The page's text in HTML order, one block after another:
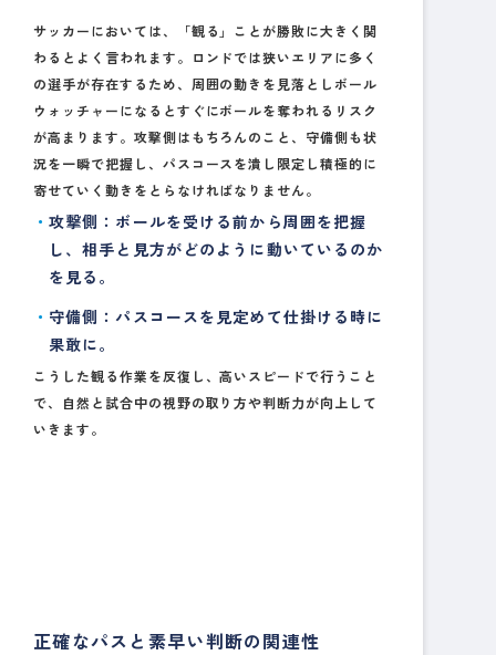
サッカーにおいては、「観る」ことが勝敗に大きく関
わるとよく言われます。ロンドでは狭いエリアに多く
の選手が存在するため、周囲の動きを見落としボール
ウォッチャーになるとすぐにボールを奪われるリスク
が高まります。攻撃側はもちろんのこと、守備側も状
況を一瞬で把握し、パスコースを潰し限定し積極的に
寄せていく動きをとらなければなりません。
攻撃側 ：ボールを受ける前から周囲を把握
し、相手と見方がどのように動いているのか
を見る。
守備側 ：パスコースを見定めて仕掛ける時に
果敢に。
こうした観る作業を反復し、高いスピードで行うこと
で、自然と試合中の視野の取り方や判断力が向上して
いきます。
正確なパスと素早い判断の関連性